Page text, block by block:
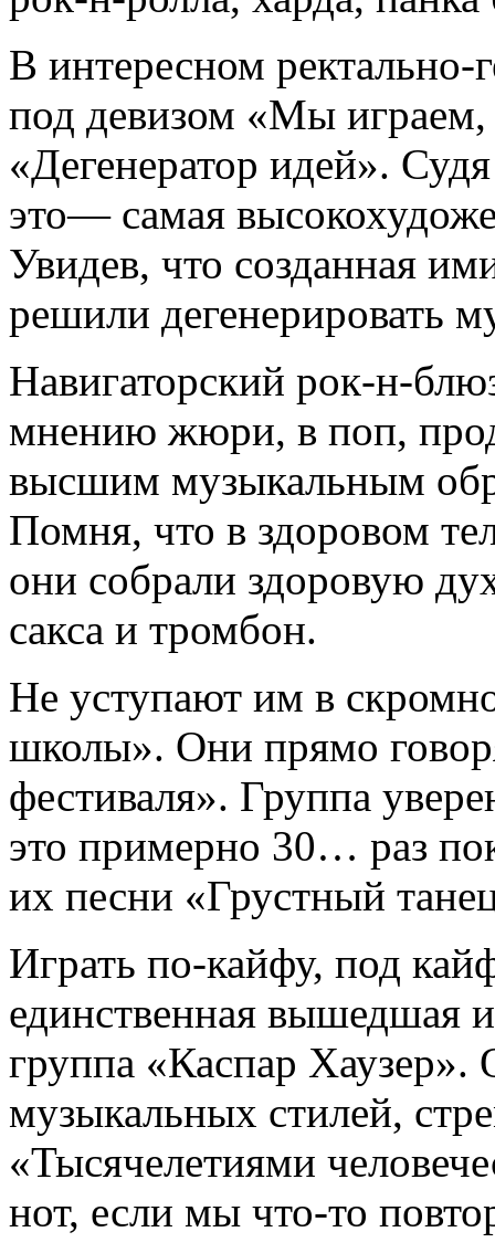
В интересном ректально-
под девизом «Мы играем,
«Дегенератор идей».
это— самая
Увидев, что созданная
решили дегенерировать
Навигаторский рок-н-
мнению жюри, в поп,
высшим музыкальным
Помня, что в здоровом
они собрали здоровую
сакса и тромбон.
Не уступают им в
школы». Они прямо
фестиваля». Группа
это примерно 30… раз
их песни «Грустный
Играть по-кайфу, под
единственная вышедшая
группа «Каспар
музыкальных стилей,
«Тысячелетиями
нот, если мы что-то